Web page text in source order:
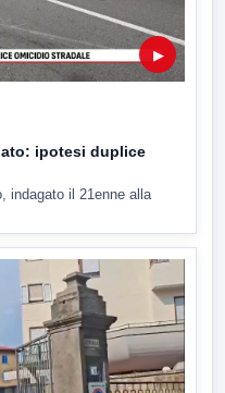
▶
ipotesi duplice
indagato il 21enne alla